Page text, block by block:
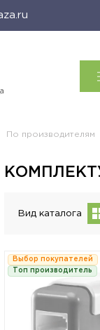
По производителям
Вид каталога
Выбор покупателей
Топ производитель